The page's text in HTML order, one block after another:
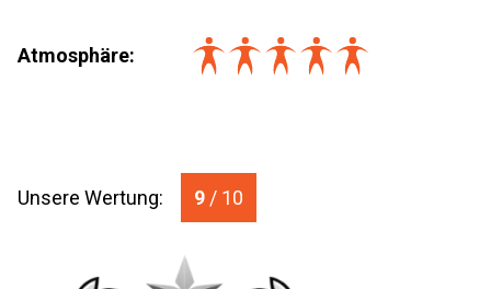
Atmosphäre:
Unsere Wertung: 9 / 10